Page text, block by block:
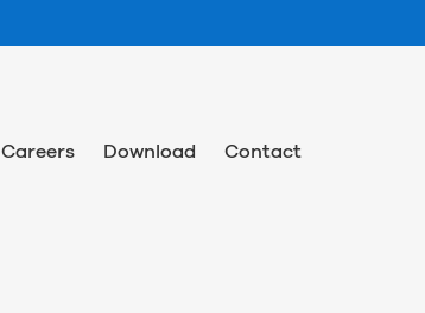
Careers Download Contact